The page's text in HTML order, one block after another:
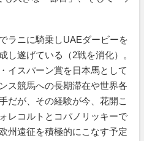
ラニに騎乗しUAEダービーを
し遂げている（2戦を消化）。
イスパーン賞を日本馬として
ス競馬への長期滞在や世界各
だが、その経験が今、花開こ
レコルトとコパノリッキーで
州遠征を積極的にこなす予定